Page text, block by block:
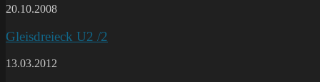
20.10.2008
Gleisdreieck U2 /2
13.03.2012